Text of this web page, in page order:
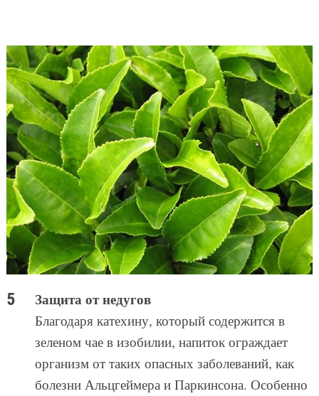
Защита от недугов
Благодаря катехину, который содержится в
зеленом чае в изобилии, напиток ограждает
организм от таких опасных заболеваний, как
болезни Альцгеймера и Паркинсона. Особенно